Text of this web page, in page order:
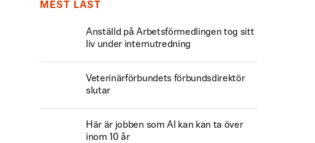
MEST LÄST
Anställd på Arbetsförmedlingen tog sitt
liv under internutredning
Veterinärförbundets förbundsdirektör
slutar
Här är jobben som AI kan kan ta över
inom 10 år